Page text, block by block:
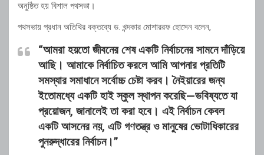
অনুষ্ঠিত হয় বিশাল পথসভা।
পথসভায় প্রধান অতিথির বক্তব্যে ড. খন্দকার মোশাররফ হোসেন বলেন,
“আমরা হয়তো জীবনের শেষ একটি নির্বাচনের সামনে দাঁড়িয়ে
আছি। আমাকে নির্বাচিত করলে আমি আপনার প্রতিটি
সমস্যার সমাধানে সর্বোচ্চ চেষ্টা করব। নৈইয়ারের জন্য
ইতোমধ্যে একটি হাই স্কুল স্থাপন করেছি—ভবিষ্যতে যা
প্রয়োজন, জানালেই তা করা হবে। এই নির্বাচন কেবল
একটি আসনের নয়, এটি গণতন্ত্র ও মানুষের ভোটাধিকারের
পুনরুদ্ধারের নির্বাচন।”